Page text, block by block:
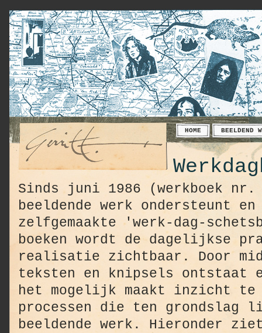
HOME BEELDEND
Sinds juni 1986 (werkboek
beeldende werk ondersteunt
zelfgemaakte 'werk-dag-
boeken wordt de dagelijkse
realisatie zichtbaar. Door
teksten en knipsels ontstaat
het mogelijk maakt inzicht
processen die ten grondslag
beeldende werk. Hieronder